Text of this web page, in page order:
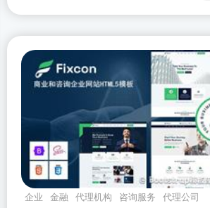
企业 金融 代理机构 咨询服务 代理公司